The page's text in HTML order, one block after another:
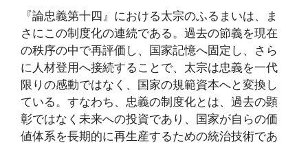
『論忠義第十四』における太宗のふるまいは、ま
さにこの制度化の連続である。過去の節義を現在
の秩序の中で再評価し、国家記憶へ固定し、さら
に人材登用へ接続することで、太宗は忠義を一代
限りの感動ではなく、国家の規範資本へと変換し
ている。すなわち、忠義の制度化とは、過去の顕
彰ではなく未来への投資であり、国家が自らの価
値体系を長期的に再生産するための統治技術であ